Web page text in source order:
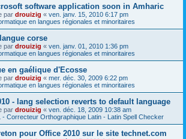
software application soon in Amharic
par drouizig « ven. janv. 15, 2010 6:17 pm
en langues régionales et minoritaires
corse
par drouizig « ven. janv. 01, 2010 1:36 pm
en langues régionales et minoritaires
en gaélique d'Ecosse
par drouizig « mer. déc. 30, 2009 6:22 pm
en langues régionales et minoritaires
- lang selection reverts to default language
par drouizig « ven. déc. 18, 2009 10:38 am
- Correcteur Orthographique Latin - Latin Spell Checker
pour Office 2010 sur le site technet.com